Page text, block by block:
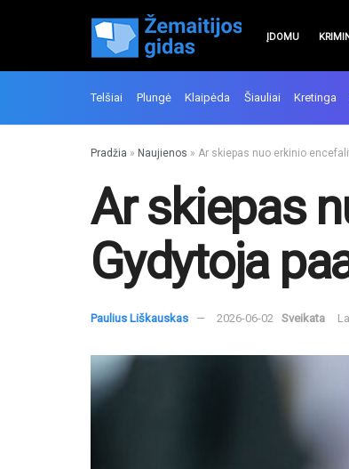
ĮDOMU
Telšiai Plungė Klaipėda Šiauliai Kretinga
Pradžia » Naujienos » Ar skiepas nuo erkinio
Ar skiepas
Gydytoja
Paulius Liškauskas 2026-06-02 Sveikata